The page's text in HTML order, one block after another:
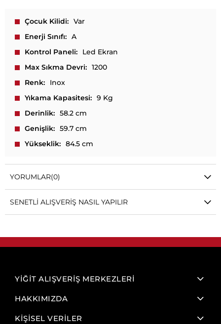
Çocuk Kilidi
Var
Enerji Sınıfı
A
Kontrol Paneli
Led Ekran
Max Sıkma Devri
1200
Renk
Inox
Yıkama Kapasitesi
9 Kg
Derinlik
58.2 cm
Genişlik
59.7 cm
Yükseklik
84.5 cm
YORUMLAR(0)
SENETLI ALIŞVERIŞ NASIL YAPILIR
YİĞİT ALIŞVERİŞ MERKEZLERİ
HAKKIMIZDA
KİŞİSEL VERİLER